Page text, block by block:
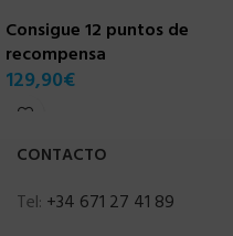
Consigue 12 puntos de
recompensa
129,90€
CONTACTO
Tel: +34 671 27 41 89